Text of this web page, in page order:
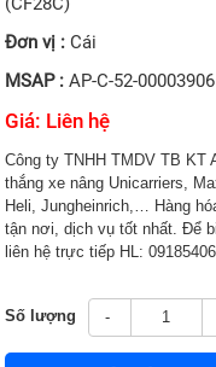
Đơn vị :Cái
MSAP :AP-C-52-00003906
Giá: Liên hệ
Công ty TNHH TMDV TB KT
thắng xe nâng Unicarriers,
Heli, Jungheinrich,… Hàng
tận nơi, dịch vụ tốt nhất. Để
liên hệ trực tiếp HL:
Số lượng -